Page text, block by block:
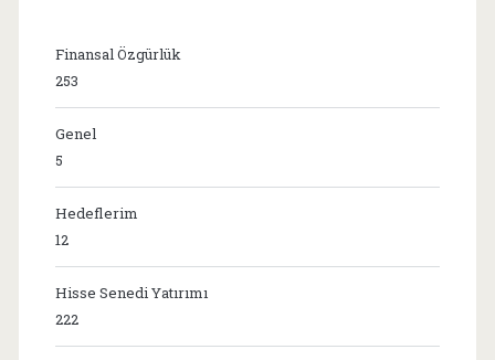
Finansal Özgürlük
253
Genel
5
Hedeflerim
12
Hisse Senedi Yatırımı
222